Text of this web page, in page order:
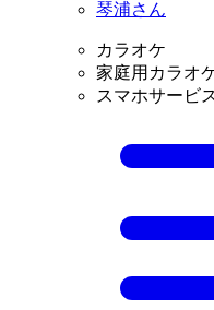
琴浦さん
カラオケ
家庭用カラオ
スマホサービ